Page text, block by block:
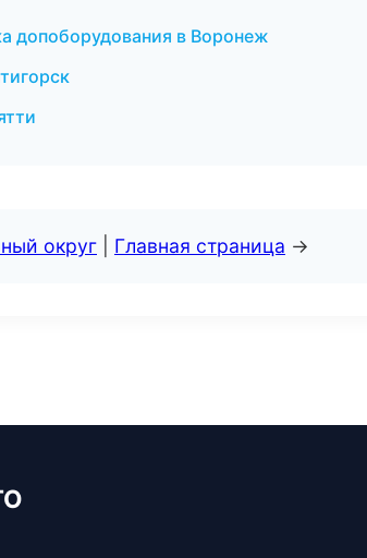
допоборудования в Воронеж
округ Главная страница →